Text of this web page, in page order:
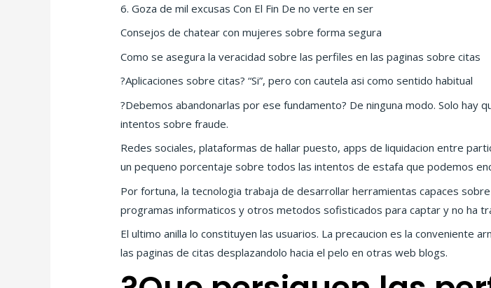
6. Goza de mil excusas Con El Fin De no verte en ser
Consejos de chatear con mujeres sobre forma segura
Como se asegura la veracidad sobre las perfiles en las paginas sobre citas
?Aplicaciones sobre citas? “Si”, pero con cautela asi­ como sentido habitual
?Debemos abandonarlas por ese fundamento? De ninguna modo. Solo
intentos sobre fraude.
Redes sociales, plataformas de hallar puesto, apps de liquidacion entre
un pequeno porcentaje sobre todos las intentos de estafa que podemos
Por fortuna, la tecnologia trabaja de desarrollar herramientas capaces
programas informaticos y otros metodos sofisticados para captar y no ha
El ultimo anilla lo constituyen las usuarios. La precaucion es la conveniente
las paginas de citas desplazandolo hacia el pelo en otras web blogs.